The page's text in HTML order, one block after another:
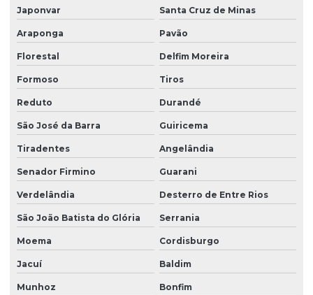
Japonvar Santa Cruz de Minas
Araponga Pavão
Florestal Delfim Moreira
Formoso Tiros
Reduto Durandé
São José da Barra Guiricema
Tiradentes Angelândia
Senador Firmino Guarani
Verdelândia Desterro de Entre Rios
São João Batista do Glória Serrania
Moema Cordisburgo
Jacuí Baldim
Munhoz Bonfim